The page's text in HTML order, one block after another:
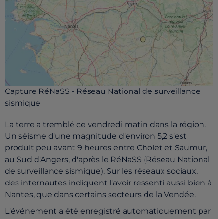
Capture RéNaSS - Réseau National de surveillance
sismique
La terre a tremblé ce vendredi matin dans la région.
Un séisme d'une magnitude d'environ 5,2 s'est
produit peu avant 9 heures entre Cholet et Saumur,
au Sud d'Angers, d'après le RéNaSS (Réseau National
de surveillance sismique). Sur les réseaux sociaux,
des internautes indiquent l'avoir ressenti aussi bien à
Nantes, que dans certains secteurs de la Vendée.
L'événement a été enregistré automatiquement par